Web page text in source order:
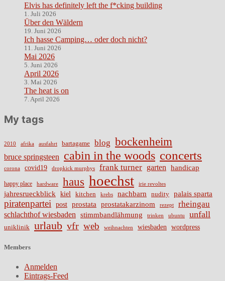
Elvis has definitely left the f*cking building
1. Juli 2026
Über den Wäldern
19. Juni 2026
Ich hasse Camping… oder doch nicht?
11. Juni 2026
Mai 2026
5. Juni 2026
April 2026
3. Mai 2026
The heat is on
7. April 2026
My tags
2010 afrika ausfahrt bartagame blog bockenheim
bruce springsteen cabin in the woods concerts
corona covid19 dropkick murphys frank turner garten handicap
happy place hardware haus hoechst irie revoltes
jahresrueckblick kiel kitchen krebs nachbarn nudity palais sparta
piratenpartei post prostata prostatakarzinom rezept rheingau
schlachthof wiesbaden stimmbandlähmung trinken ubuntu unfall
uniklinik urlaub vfr web weihnachten wiesbaden wordpress
Members
Anmelden
Eintrags-Feed